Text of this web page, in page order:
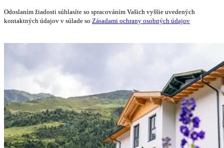
Odoslaním žiadosti súhlasíte so spracováním Vašich vyššie uvedených
kontaktných údajov v súlade so Zásadami ochrany osobných údajov